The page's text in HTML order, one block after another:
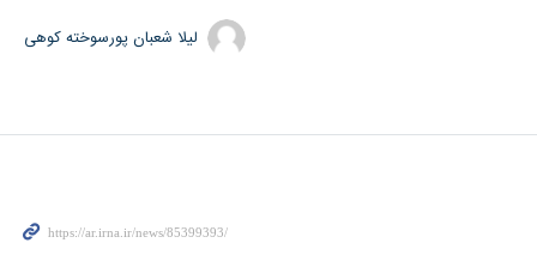
لیلا شعبان پورسوخته کوهی